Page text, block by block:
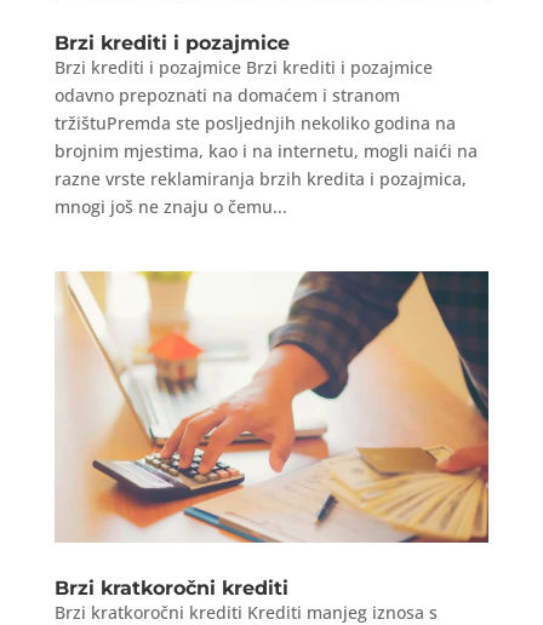
Brzi krediti i pozajmice
Brzi krediti i pozajmice Brzi krediti i pozajmice
odavno prepoznati na domaćem i stranom
tržištuPremda ste posljednjih nekoliko godina na
brojnim mjestima, kao i na internetu, mogli naići na
razne vrste reklamiranja brzih kredita i pozajmica,
mnogi još ne znaju o čemu...
Brzi kratkoročni krediti
Brzi kratkoročni krediti Krediti manjeg iznosa s